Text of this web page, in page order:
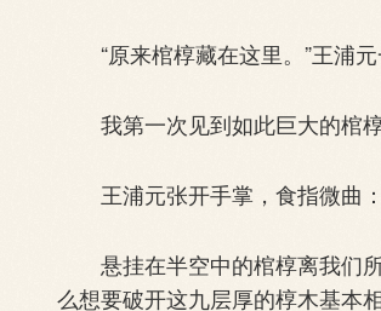
“原来棺椁藏在这里。”王浦元
我第一次见到如此巨大的棺椁
王浦元张开手掌，食指微曲：
悬挂在半空中的棺椁离我们所
么想要破开这九层厚的椁木基本